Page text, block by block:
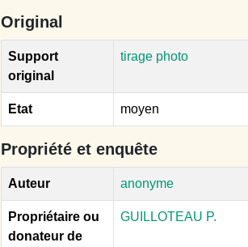
Original
Support
original
tirage photo
Etat moyen
Propriété et enquête
Auteur anonyme
Propriétaire ou
donateur de
GUILLOTEAU P.